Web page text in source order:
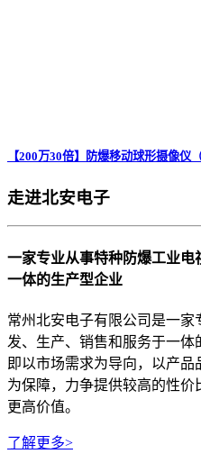
【200万30倍】防爆移动球形摄像仪
走进北安电子
一家专业从事特种防爆工业
一体的生产型企业
常州北安电子有限公司是一
发、生产、销售和服务于一体
即以市场需求为导向，以产
为保障，力争提供较高的性
更高价值。
了解更多>